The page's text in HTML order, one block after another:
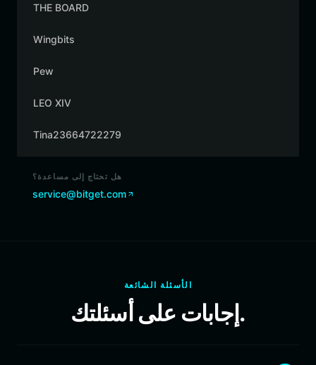
THE BOARD
Wingbits
Pew
LEO XIV
Tina23664722279
هل تحتاج إلى مساعدة؟
service@bitget.com
الأسئلة الشائعة
إجابات على أسئلتك.